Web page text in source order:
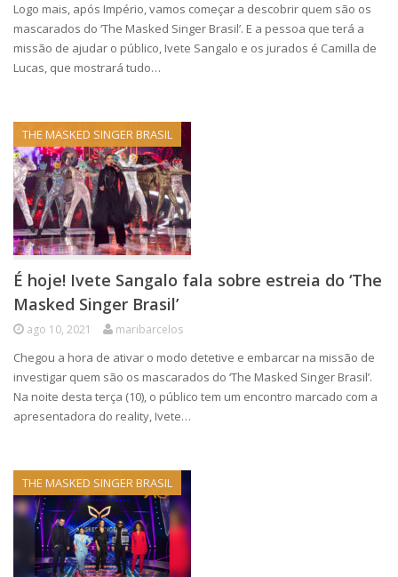
Logo mais, após Império, vamos começar a descobrir quem são os
mascarados do ‘The Masked Singer Brasil’. E a pessoa que terá a
missão de ajudar o público, Ivete Sangalo e os jurados é Camilla de
Lucas, que mostrará tudo…
THE MASKED SINGER BRASIL
É hoje! Ivete Sangalo fala sobre estreia do ‘The
Masked Singer Brasil’
ago 10, 2021 maribarcelos
Chegou a hora de ativar o modo detetive e embarcar na missão de
investigar quem são os mascarados do ‘The Masked Singer Brasil’.
Na noite desta terça (10), o público tem um encontro marcado com a
apresentadora do reality, Ivete…
THE MASKED SINGER BRASIL